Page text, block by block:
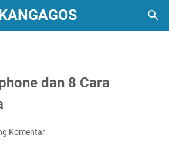
dan 8 Cara
Komentar